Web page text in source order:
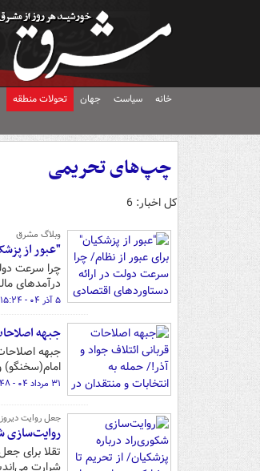
خانه سیاست جهان تحولات منطقه
چپ‌های تحریمی
کل اخبار: 6
وبلاگ مشرق
"عبور از
چرا سرعت
درآمدهای
۵ آذر ۰۴ - ۱۵:۲۴
جبهه
جبهه
۳۱ مرداد ۰۴ - ۱۳:۴۸
جعل روایت
روایت‌سازی
تقلا برای
شرارت